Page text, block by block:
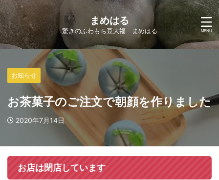
まめはる
驚きのふわもち豆大福 まめはる
お知らせ
お茶菓子のご注文で朝顔を作りました
2020年7月14日
お店は閉店しています